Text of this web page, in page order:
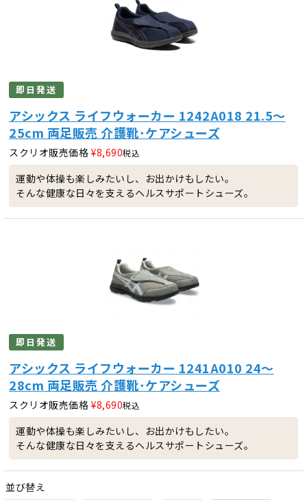
即日発送
アシックス ライフウォーカー 1242A018 21.5～
25cm 両足販売 介護靴･ケアシューズ
スクリオ販売価格 ¥8,690税込
運動や体操も楽しみたいし、お出かけもしたい。
そんな健康な日々を支えるヘルスサポートシューズ。
即日発送
アシックス ライフウォーカー 1241A010 24～
28cm 両足販売 介護靴･ケアシューズ
スクリオ販売価格 ¥8,690税込
運動や体操も楽しみたいし、お出かけもしたい。
そんな健康な日々を支えるヘルスサポートシューズ。
並び替え